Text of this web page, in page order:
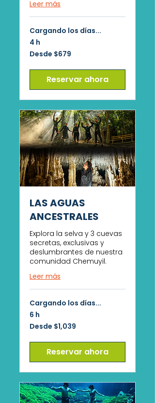
Leer más
Cargando los días...
4 h
Desde
679
Desde $679
Reservar ahora
LAS AGUAS
ANCESTRALES
Explora la selva y 3 cuevas
secretas, exclusivas y
deslumbrantes de nuestra
comunidad Chemuyil.
Leer más
Cargando los días...
6 h
Desde
1,039
Desde $1,039
Reservar ahora